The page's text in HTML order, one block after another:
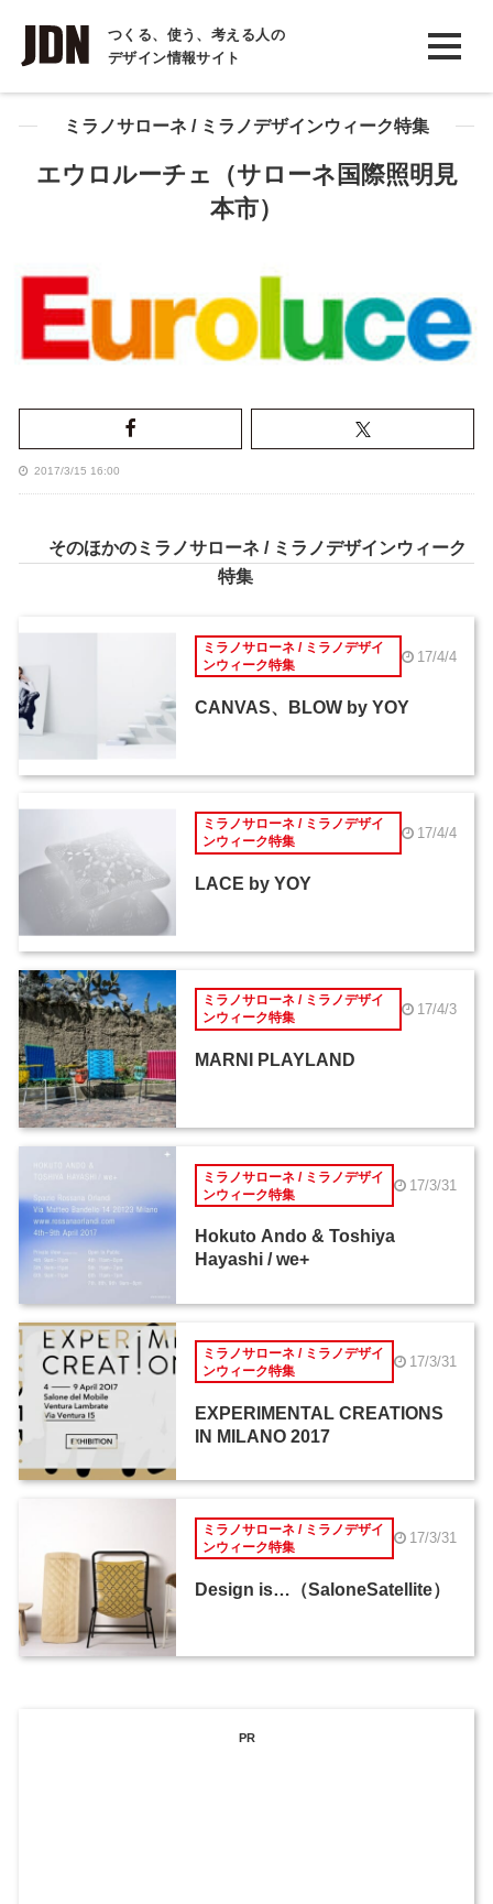
つくる、使う、考える人の
デザイン情報サイト
INTERVIEW
インタビュー
REPORT
ミラノサローネ / ミラノデザインウィーク特集
エウロルーチェ（サローネ国際照明見
本市）
2017/3/15 16:00
そのほかのミラノサローネ / ミラノデザインウィーク
特集
ミラノサローネ / ミラノデザイ
ンウィーク特集
17/4/4
CANVAS、BLOW by YOY
ミラノサローネ / ミラノデザイ
ンウィーク特集
17/4/4
LACE by YOY
ミラノサローネ / ミラノデザイ
ンウィーク特集
17/4/3
MARNI PLAYLAND
ミラノサローネ / ミラノデザイ
ンウィーク特集
17/3/31
Hokuto Ando & Toshiya
Hayashi / we+
ミラノサローネ / ミラノデザイ
ンウィーク特集
17/3/31
EXPERIMENTAL CREATIONS
IN MILANO 2017
ミラノサローネ / ミラノデザイ
ンウィーク特集
17/3/31
Design is…（SaloneSatellite）
PR